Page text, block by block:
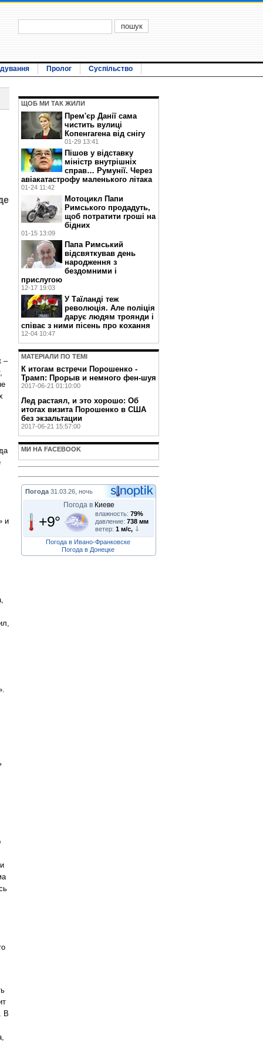
Пролог Суспільство
–
и
В
ЩОБ МИ ТАК ЖИЛИ
Прем'єр Данії сама
чистить вулиці
Копенгагена від снігу
01-29 13:41
Пішов у відставку
міністр внутрішніх
справ… Румунії. Через
авіакатастрофу маленького літака
01-24 11:42
Мотоцикл Папи
Римського продадуть,
щоб потратити гроші на
бідних
01-15 13:09
Папа Римський
відсвяткував день
народження з
бездомними і
прислугою
12-17 19:03
У Таїланді теж
революція. Але поліція
дарує людям троянди і
співає з ними пісень про кохання
12-04 10:47
МАТЕРIАЛИ ПО ТЕМI
К итогам встречи Порошенко -
Трамп: Прорыв и немного фен-шуя
2017-06-21 01:10:00
Лед растаял, и это хорошо: Об
итогах визита Порошенко в США
без экзальтации
2017-06-21 15:57:00
МИ НА FACEBOOK
Погода 31.03.26, ночь
Погода в Киеве
+9° влажность: 79%
давление: 738 мм
ветер: 1 м/с,
Погода в Ивано-Франковске
Погода в Донецке